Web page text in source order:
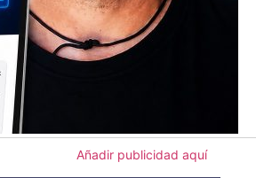
Añadir publicidad aquí